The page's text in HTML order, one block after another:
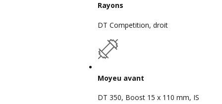
Rayons
DT Competition, droit
Moyeu avant
DT 350, Boost 15 x 110 mm, IS